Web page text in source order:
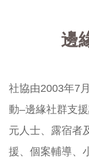
邊
社協由2003年7
動–邊緣社群支
元人士、露宿者
援、個案輔導、